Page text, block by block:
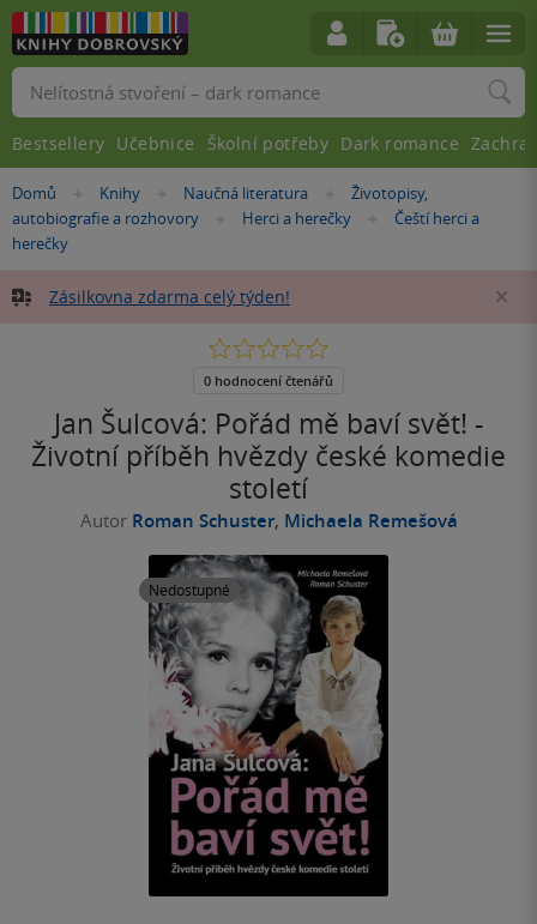
Nacházíte
se
zde:
Domů »Knihy »Naučná literatura »Životopisy,
autobiografie a rozhovory
»Herci a herečky »
Čeští herci a
herečky
Zásilkovna zdarma celý týden!
Jan Šulcová: Pořád mě baví svět! -
Životní příběh hvězdy české komedie
století
Autor Roman Schuster, Michaela Remešová
Nedostupné
0.0
5
0 hodnocení čtenářů
Vyhledávání
Bestsellery Učebnice Školní potřeby Dark romance